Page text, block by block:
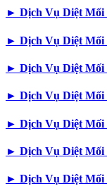
► Dịch Vụ Diệt Mối
► Dịch Vụ Diệt Mối
► Dịch Vụ Diệt Mối
► Dịch Vụ Diệt Mối
► Dịch Vụ Diệt Mối
► Dịch Vụ Diệt Mối
► Dịch Vụ Diệt Mối